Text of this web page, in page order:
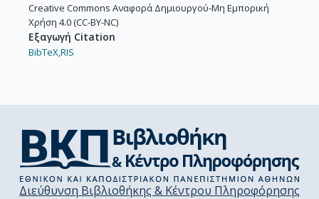
Creative Commons Αναφορά Δημιουργού-Μη Εμπορική
Χρήση 4.0 (CC-BY-NC)
Εξαγωγή Citation
BibTeX,RIS
Διεύθυνση Βιβλιοθήκης & Κέντρου Πληροφόρησης